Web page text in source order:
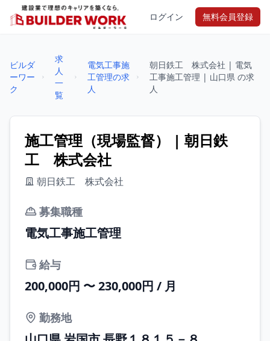
ログイン 無料会員登録
ビルダ
ーワー
ク
求
人
一
覧
電気工事施
工管理の求
人
朝日鉄工 株式会社 | 電気
工事施工管理 | 山口県 の求
人
施工管理（現場監督） | 朝日鉄
工 株式会社
朝日鉄工 株式会社
募集職種
電気工事施工管理
給与
200,000円 〜 230,000円 / 月
勤務地